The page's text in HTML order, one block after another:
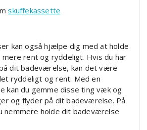
skuffekassette
kan også hjælpe dig med at holde
rent og ryddeligt. Hvis du har
dit badeværelse, kan det være
ryddeligt og rent. Med en
kan du gemme disse ting væk og
og flyder på dit badeværelse. På
nemmere holde dit badeværelse